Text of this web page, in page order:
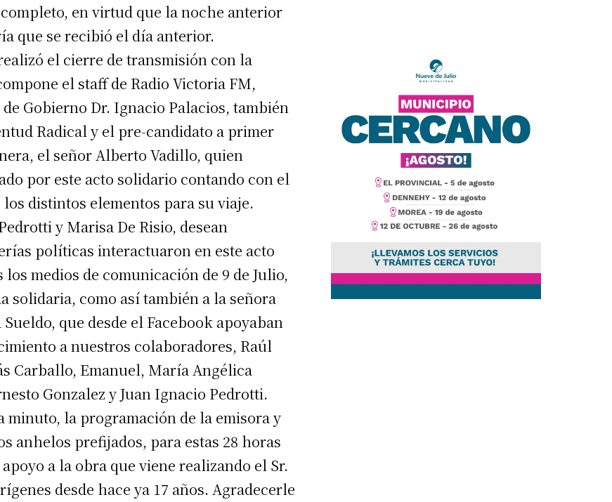
gratis
*
en virtud que la noche anterior
que se recibió el día anterior.
el cierre de transmisión con la
el staff de Radio Victoria FM,
Gobierno Dr. Ignacio Palacios, también
Radical y el pre-candidato a primer
el señor Alberto Vadillo, quien
por este acto solidario contando con el
distintos elementos para su viaje.
y Marisa De Risio, desean
políticas interactuaron en este acto
medios de comunicación de 9 de Julio,
solidaria, como así también a la señora
que desde el Facebook apoyaban
a nuestros colaboradores, Raúl
Carballo, Emanuel, María Angélica
Gonzalez y Juan Ignacio Pedrotti.
la programación de la emisora y
anhelos prefijados, para estas 28 horas
a la obra que viene realizando el Sr.
desde hace ya 17 años. Agradecerle